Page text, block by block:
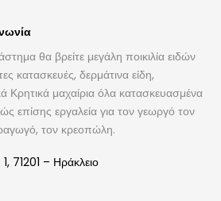
θα βρείτε μεγάλη ποικιλία ειδών
κατασκευές, δερμάτινα είδη,
Κρητικά μαχαίρια όλα κατασκευασμένα
επίσης εργαλεία για τον γεωργό τον
τον κρεοπώλη.
71201 – Ηράκλειο